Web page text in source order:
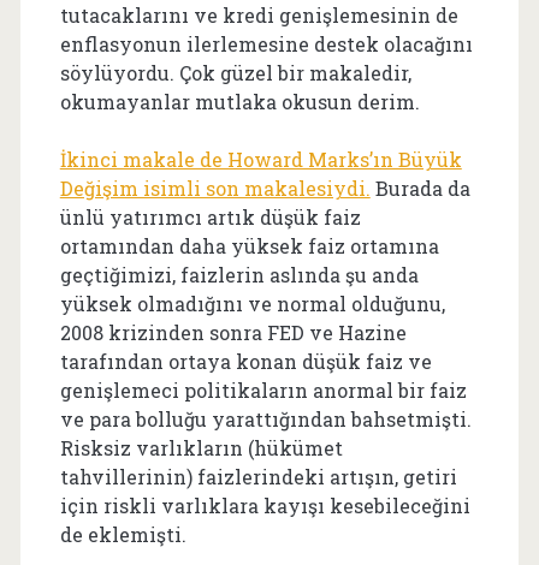
tutacaklarını ve kredi genişlemesinin de
enflasyonun ilerlemesine destek olacağını
söylüyordu. Çok güzel bir makaledir,
okumayanlar mutlaka okusun derim.
İkinci makale de Howard Marks’ın Büyük
Değişim isimli son makalesiydi. Burada da
ünlü yatırımcı artık düşük faiz
ortamından daha yüksek faiz ortamına
geçtiğimizi, faizlerin aslında şu anda
yüksek olmadığını ve normal olduğunu,
2008 krizinden sonra FED ve Hazine
tarafından ortaya konan düşük faiz ve
genişlemeci politikaların anormal bir faiz
ve para bolluğu yarattığından bahsetmişti.
Risksiz varlıkların (hükümet
tahvillerinin) faizlerindeki artışın, getiri
için riskli varlıklara kayışı kesebileceğini
de eklemişti.